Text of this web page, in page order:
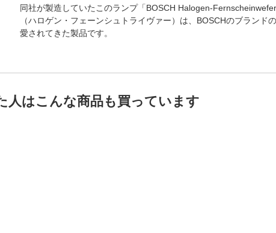
同社が製造していたこのランプ「BOSCH Halogen-Fernscheinwefer
（ハロゲン・フェーンシュトライヴァー）は、BOSCHのブランド
愛されてきた製品です。
人はこんな商品も買っています